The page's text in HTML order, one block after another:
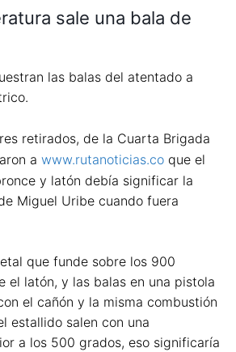
sale una bala de
las balas del atentado a
retirados, de la Cuarta Brigada
a www.rutanoticias.co que el
y latón debía significar la
Miguel Uribe cuando fuera
que funde sobre los 900
el latón, y las balas en una pistola
el cañón y la misma combustión
estallido salen con una
a los 500 grados, eso significaría